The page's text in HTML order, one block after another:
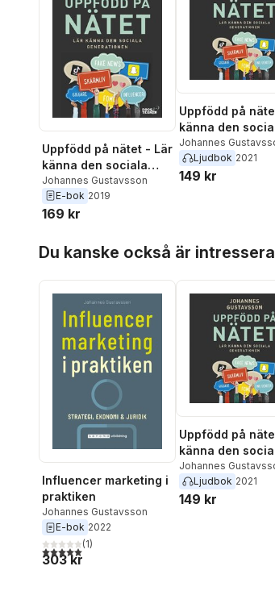
Uppfödd på nätet - Lär
känna den sociala
generationen
Johannes Gustavsson
E-bok 2019
169 kr
Uppfödd på
känna den
generationen
Johannes
Ljudbok 2021
149 kr
Du kanske också är
Influencer marketing i
praktiken
Johannes Gustavsson
E-bok 2022
5,0utav 5 stjärnor. Totalt antal röster:
(1)
303 kr
Uppfödd på
känna den
generationen
Johannes
Ljudbok 2021
149 kr